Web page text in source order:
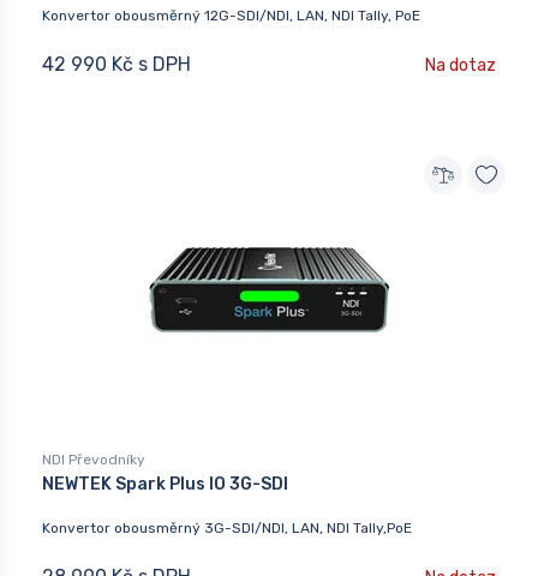
Konvertor obousměrný 12G-SDI/NDI, LAN, NDI Tally, PoE
42 990 Kč s DPH Na dotaz
NDI Převodníky
NEWTEK Spark Plus IO 3G-SDI
Konvertor obousměrný 3G-SDI/NDI, LAN, NDI Tally,PoE